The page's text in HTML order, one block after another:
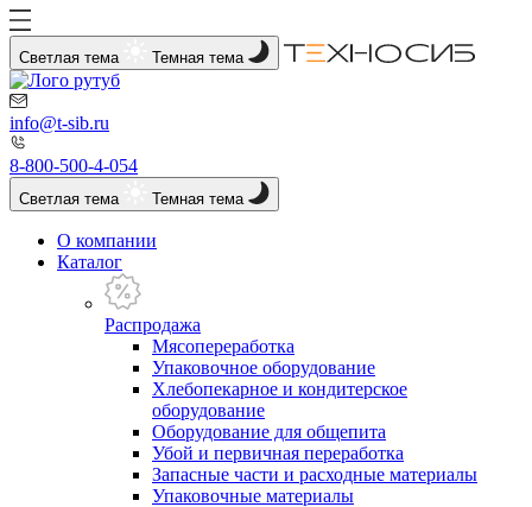
Светлая тема Темная тема
info@t-sib.ru
8-800-500-4-054
Светлая тема Темная тема
О компании
Каталог
Распродажа
Мясопереработка
Упаковочное оборудование
Хлебопекарное и кондитерское
оборудование
Оборудование для общепита
Убой и первичная переработка
Запасные части и расходные материалы
Упаковочные материалы